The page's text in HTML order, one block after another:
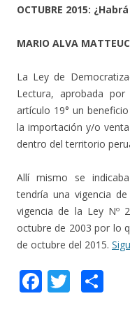
OCTUBRE 2015:
MARIO ALVA
La Ley de
Lectura, aprobada
artículo 19° un
la importación y/o
dentro del territorio
Allí mismo se
tendría una vigencia
vigencia de la Ley Nº
octubre de 2003 por lo
de octubre del 2015.
F T